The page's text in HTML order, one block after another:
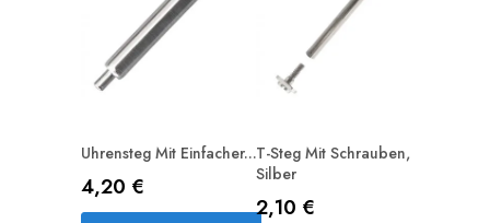
Uhrensteg Mit Einfacher...
Preis
4,20 €
T-Steg Mit Schrauben,
Silber
Preis
2,10 €